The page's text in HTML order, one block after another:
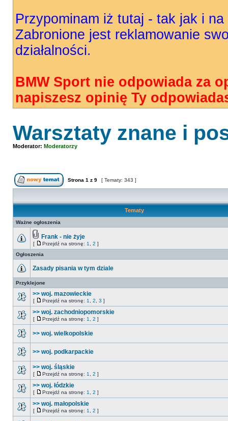
Przypominam iż tutaj - tak jak i
Zabronione jest reklamowanie
działalności.
BMW Sport nie odpowiada za
napiszesz opinię Ty
Warsztaty znane i
Moderator: Moderatorzy
Strona 1 z 9 [ Tematy: 343 ]
Tematy
Ważne ogłoszenia
Frank - nie żyje
[ Przejdź na stronę: 1 2 ]
Ogłoszenia
Zasady pisania w tym dziale
Przyklejone
>> woj. mazowieckie
[ Przejdź na stronę: 1 2 3 ]
>> woj. zachodniopomorskie
[ Przejdź na stronę: 1 2 ]
>> woj. wielkopolskie
>> woj. podkarpackie
>> woj. śląskie
[ Przejdź na stronę: 1 2 ]
>> woj. łódzkie
[ Przejdź na stronę: 1 2 ]
>> woj. małopolskie
[ Przejdź na stronę: 1 2 ]